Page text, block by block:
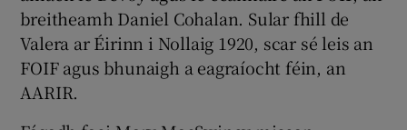
breitheamh Daniel Cohalan. Sular fhill de
Valera ar Éirinn i Nollaig 1920, scar sé leis an
FOIF agus bhunaigh a eagraíocht féin, an
AARIR.